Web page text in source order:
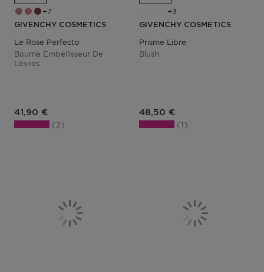
7
GIVENCHY COSMETICS
Le Rose Perfecto
Baume Embellisseur De
Lèvres
Prix du produit
41,90 €
2
3
GIVENCHY COSMETICS
Prisme Libre
Blush
Prix du produit
48,50 €
1